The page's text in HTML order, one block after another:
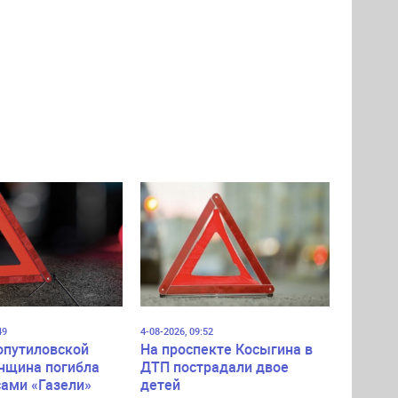
погибла
«Газели»
4-08-2026, 09:52
На проспекте Косыгина в
ДТП пострадали двое
детей